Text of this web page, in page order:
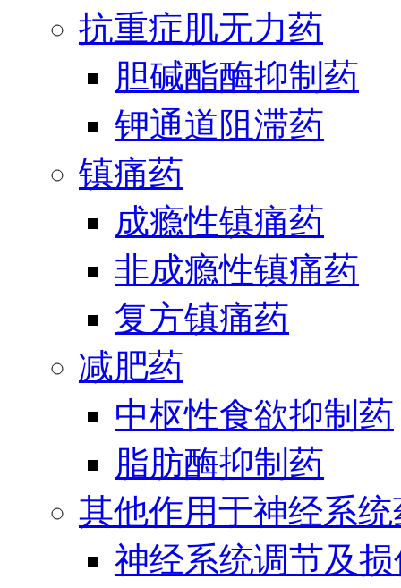
抗重症肌无力药
胆碱酯酶抑制药
钾通道阻滞药
镇痛药
成瘾性镇痛药
非成瘾性镇痛药
复方镇痛药
减肥药
中枢性食欲抑制药
脂肪酶抑制药
其他作用于神经系统
神经系统调节及